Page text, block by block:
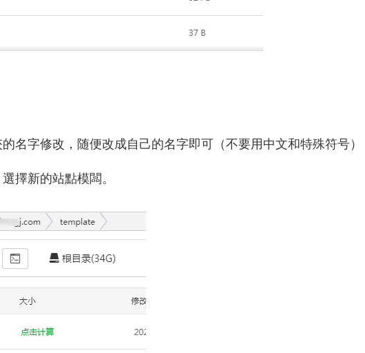
名字修改，随便改成自己的名字即可（不要用中文和特殊符号）
擇新的站點模闆。